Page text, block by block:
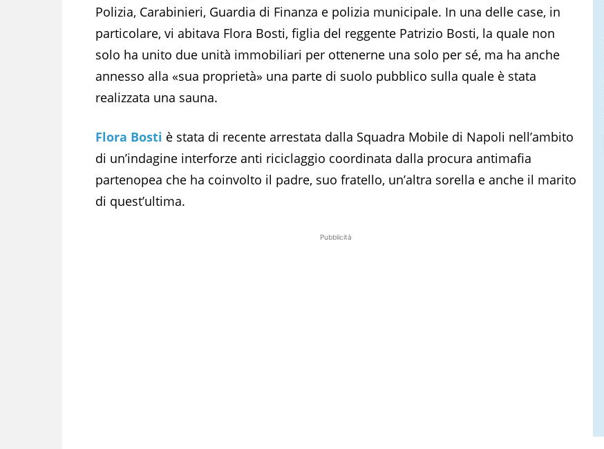
Polizia, Carabinieri, Guardia di Finanza e polizia municipale. In una delle case, in
particolare, vi abitava Flora Bosti, figlia del reggente Patrizio Bosti, la quale non
solo ha unito due unità immobiliari per ottenerne una solo per sé, ma ha anche
annesso alla «sua proprietà» una parte di suolo pubblico sulla quale è stata
realizzata una sauna.
Flora Bosti è stata di recente arrestata dalla Squadra Mobile di Napoli nell’ambito
di un’indagine interforze anti riciclaggio coordinata dalla procura antimafia
partenopea che ha coinvolto il padre, suo fratello, un’altra sorella e anche il marito
di quest’ultima.
Pubblicità